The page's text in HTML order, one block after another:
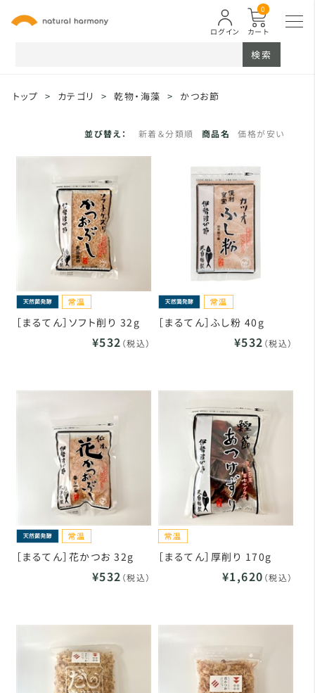
カート
0
ログイン
検索
トップ > カテゴリ > 乾物・海藻 > かつお節
並び替え： 新着＆分類順 商品名 価格が安い
［まるてん］ソフト削り 32g
¥532 （税込）
［まるてん］ふし粉 40g
¥532 （税込）
［まるてん］花かつお 32g
¥532 （税込）
［まるてん］厚削り 170g
¥1,620 （税込）